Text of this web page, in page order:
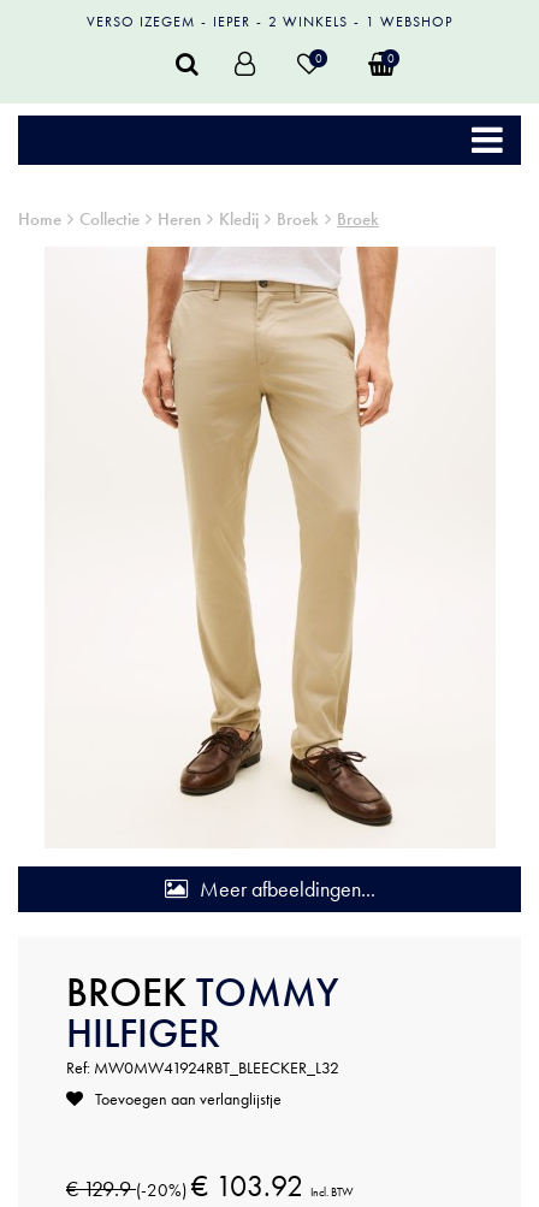
VERSO IZEGEM IEPER 2 WINKELS 1 WEBSHOP
0 0
Home Collectie Heren Kledij Broek Broek
Meer afbeeldingen...
BROEKTOMMY
HILFIGER
Ref: MW0MW41924RBT_BLEECKER_L32
Toevoegen aan verlanglijstje
€ 129.9(-20%) € 103.92 Incl. BTW